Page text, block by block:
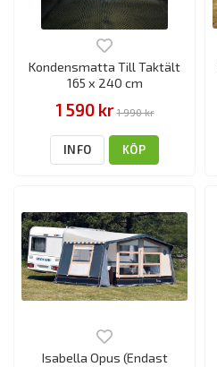
Kondensmatta Till Taktält
165 x 240 cm
1 590 kr 1 990 kr
INFO KÖP
Isabella Opus (Endast